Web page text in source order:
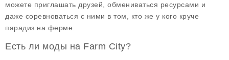
можете приглашать друзей, обмениваться ресурсами и
даже соревноваться с ними в том, кто же у кого круче
парадиз на ферме.
Есть ли моды на Farm City?